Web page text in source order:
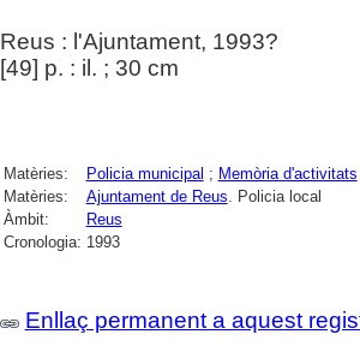
Reus : l'Ajuntament, 1993?
[49] p. : il. ; 30 cm
Matèries: Policia municipal ; Memòria d'activitats
Matèries:
Ajuntament de Reus . Policia local
Àmbit:
Reus
Cronologia: 1993
Enllaç permanent a aquest